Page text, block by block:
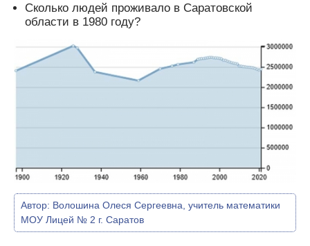
Сколько людей проживало в Саратовской
области в 1980 году?
Автор: Волошина Олеся Сергеевна, учитель математики
МОУ Лицей № 2 г. Саратов